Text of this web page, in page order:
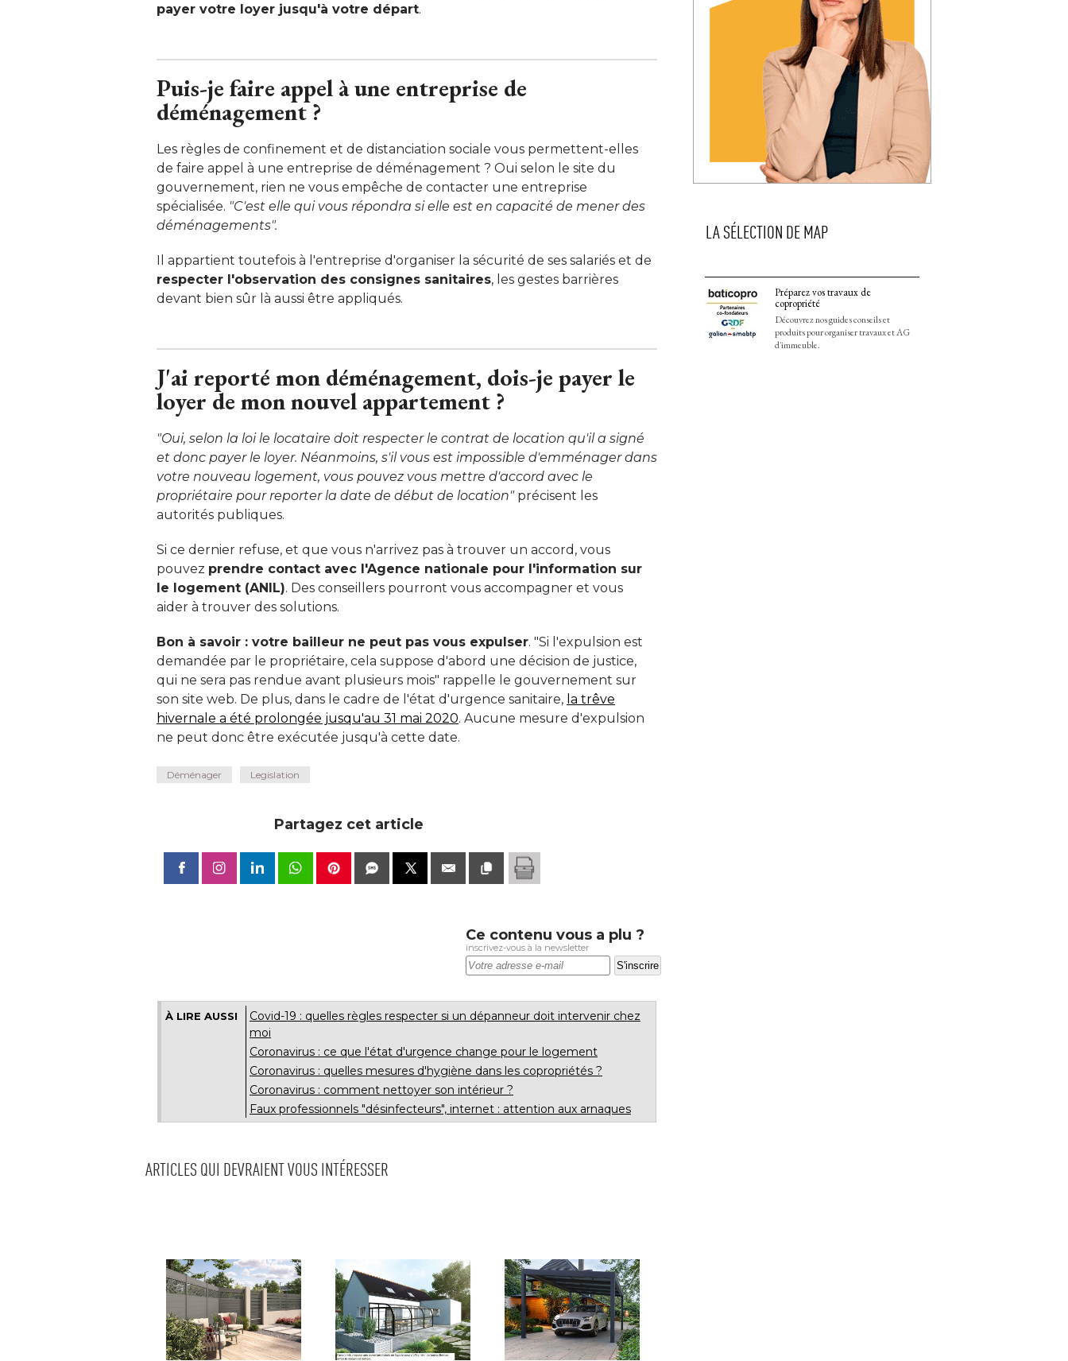
payer votre loyer jusqu'à votre départ.
Puis-je faire appel à une entreprise de
déménagement ?
Les règles de confinement et de distanciation sociale vous permettent-elles
de faire appel à une entreprise de déménagement ? Oui selon le site du
gouvernement, rien ne vous empêche de contacter une entreprise
spécialisée. "C'est elle qui vous répondra si elle est en capacité de mener des
déménagements".
Il appartient toutefois à l'entreprise d'organiser la sécurité de ses salariés et de
respecter l'observation des consignes sanitaires, les gestes barrières
devant bien sûr là aussi être appliqués.
J'ai reporté mon déménagement, dois-je payer le
loyer de mon nouvel appartement ?
"Oui, selon la loi le locataire doit respecter le contrat de location qu'il a signé
et donc payer le loyer. Néanmoins, s'il vous est impossible d'emménager dans
votre nouveau logement, vous pouvez vous mettre d'accord avec le
propriétaire pour reporter la date de début de location"précisent les
autorités publiques.
Si ce dernier refuse, et que vous n'arrivez pas à trouver un accord, vous
pouvez prendre contact avec l'Agence nationale pour l'information sur
le logement (ANIL). Des conseillers pourront vous accompagner et vous
aider à trouver des solutions.
Bon à savoir : votre bailleur ne peut pas vous expulser. "Si l'expulsion est
demandée par le propriétaire, cela suppose d'abord une décision de justice,
qui ne sera pas rendue avant plusieurs mois" rappelle le gouvernement sur
son site web. De plus, dans le cadre de l'état d'urgence sanitaire, la trêve
hivernale a été prolongée jusqu'au 31 mai 2020. Aucune mesure d'expulsion
ne peut donc être exécutée jusqu'à cette date.
Déménager Legislation
Partagez cet article
Ce contenu vous a plu ?
inscrivez-vous à la newsletter
À LIRE AUSSI
Covid-19 : quelles règles respecter si un dépanneur doit intervenir chez
moi
Coronavirus : ce que l'état d'urgence change pour le logement
Coronavirus : quelles mesures d'hygiène dans les copropriétés ?
Coronavirus : comment nettoyer son intérieur ?
Faux professionnels "désinfecteurs", internet : attention aux arnaques
ARTICLES QUI DEVRAIENT VOUS INTÉRESSER
LA SÉLECTION DE MAP
Préparez vos travaux de
copropriété
Découvrez nos guides conseils et
produits pour organiser travaux et AG
d'immeuble.